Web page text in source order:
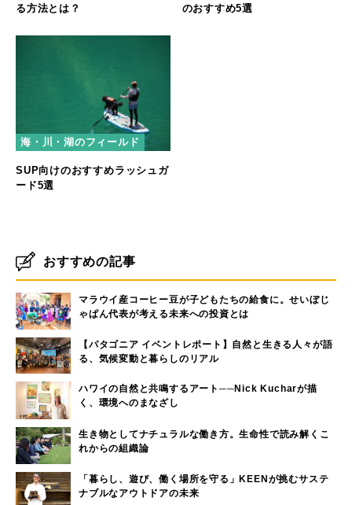
る方法とは？
のおすすめ5選
海・川・湖のフィールド
SUP向けのおすすめラッシュガ
ード5選
おすすめの記事
マラウイ産コーヒー豆が子どもたちの給食に。せいぼじ
ゃぱん代表が考える未来への投資とは
【パタゴニア イベントレポート】自然と生きる人々が語
る、気候変動と暮らしのリアル
ハワイの自然と共鳴するアート──Nick Kucharが描
く、環境へのまなざし
生き物としてナチュラルな働き方。生命性で読み解くこ
れからの組織論
「暮らし、遊び、働く場所を守る」KEENが挑むサステ
ナブルなアウトドアの未来